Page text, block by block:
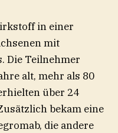
in einer
mit
Die Teilnehmer
alt, mehr als 80
über 24
bekam eine
die andere